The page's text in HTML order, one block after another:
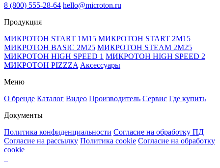
8 (800) 555-28-64 hello@microton.ru
Продукция
МИКРОТОН START 1М15 МИКРОТОН START 2M15
МИКРОТОН BASIC 2М25 МИКРОТОН STEAM 2М25
МИКРОТОН HIGH SPEED 1 МИКРОТОН HIGH SPEED 2
МИКРОТОН PIZZZA Аксессуары
Меню
О бренде Каталог Видео Производитель Сервис Где купить
Документы
Политика конфиденциальности Согласие на обработку ПД
Согласие на рассылку Политика cookie Согласие на обработку
cookie